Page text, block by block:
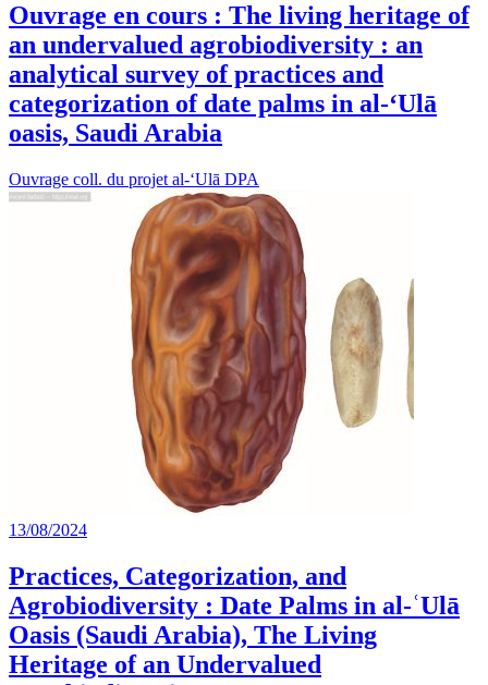
Ouvrage en cours : The living heritage of
an undervalued agrobiodiversity : an
analytical survey of practices and
categorization of date palms in al-‘Ulā
oasis, Saudi Arabia
Ouvrage coll. du projet al-‘Ulā DPA
13/08/2024
Practices, Categorization, and
Agrobiodiversity : Date Palms in al-ʿUlā
Oasis (Saudi Arabia), The Living
Heritage of an Undervalued